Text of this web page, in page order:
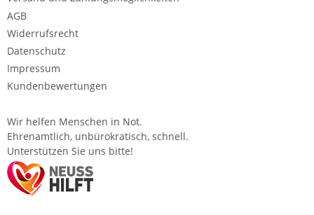
AGB
Widerrufsrecht
Datenschutz
Impressum
Kundenbewertungen
Wir helfen Menschen in Not.
Ehrenamtlich, unbürokratisch, schnell.
Unterstützen Sie uns bitte!